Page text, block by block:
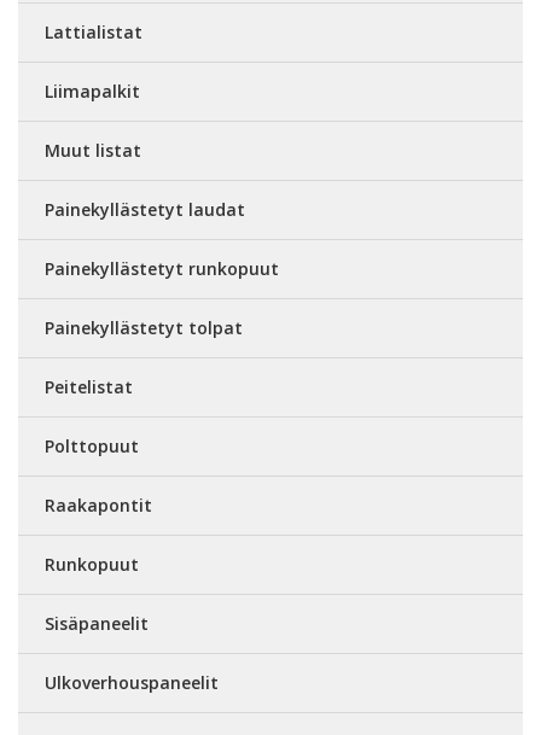
Lattialistat
Liimapalkit
Muut listat
Painekyllästetyt laudat
Painekyllästetyt runkopuut
Painekyllästetyt tolpat
Peitelistat
Polttopuut
Raakapontit
Runkopuut
Sisäpaneelit
Ulkoverhouspaneelit